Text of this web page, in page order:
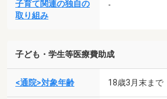
子育て関連の独自の
取り組み
-
子ども・学生等医療費助成
<通院>対象年齢 18歳3月末まで